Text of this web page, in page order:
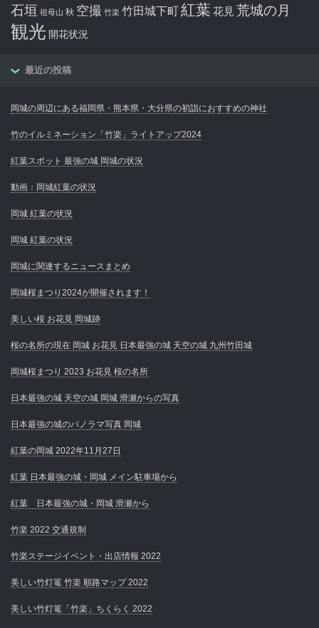
石垣 祖母山 秋 空撮 竹楽 竹田城下町紅葉 花見 荒城の月
観光 開花状況
最近の投稿
岡城の周辺にある福岡県・熊本県・大分県の初詣におすすめの神社
竹のイルミネーション「竹楽」ライトアップ2024
紅葉スポット 最強の城 岡城の状況
動画：岡城紅葉の状況
岡城 紅葉の状況
岡城 紅葉の状況
岡城に関連するニュースまとめ
岡城桜まつり2024が開催されます！
美しい桜 お花見 岡城跡
桜の名所の現在 岡城 お花見 日本最強の城 天空の城 九州竹田城
岡城桜まつり 2023 お花見 桜の名所
日本最強の城 天空の城 岡城 滑瀬からの写真
日本最強の城のパノラマ写真 岡城
紅葉の岡城 2022年11月27日
紅葉 日本最強の城・岡城 メイン駐車場から
紅葉 日本最強の城・岡城 滑瀬から
竹楽 2022 交通規制
竹楽ステージイベント・出店情報 2022
美しい竹灯篭 竹楽 順路マップ 2022
美しい竹灯篭「竹楽」ちくらく 2022